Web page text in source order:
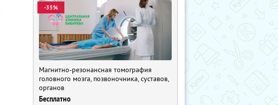
-35%
Магнитно-резонансная томография
головного мозга, позвоночника, суставов,
органов
Бесплатно